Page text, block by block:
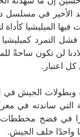
في مسلسل
الميليشيا كأداة
التمرد كميليشيا
لن تكون ساحةً
كل اعتبار.
الجيش في
ساندته في
في فضح مخططات
واحدًا خلف الجيش.